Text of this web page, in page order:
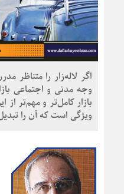
اگر لاله‌زار را متناظر
وجه مدنی و اجتماعی
بازار کامل‌تر و مهم‌تر
ویژگی است که آن را